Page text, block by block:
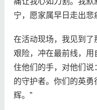
宁，愿家属早日走出悲
在活动现场，我见到了
艰险，冲在最前线，用
住他们的手，对他们说
的守护者。你们的英
辉。”